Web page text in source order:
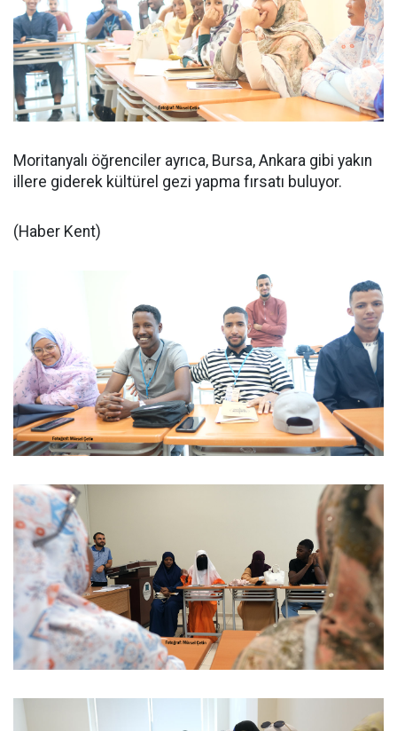
Moritanyalı öğrenciler ayrıca, Bursa, Ankara gibi yakın
illere giderek kültürel gezi yapma fırsatı buluyor.
(Haber Kent)